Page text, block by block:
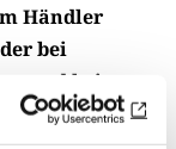
Händler
bei
und bei
verkauft?